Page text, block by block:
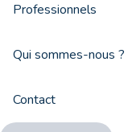
Professionnels
Qui sommes-nous ?
Contact
Il existe une
diminuer votre
vous qu’en
pouvez aussi